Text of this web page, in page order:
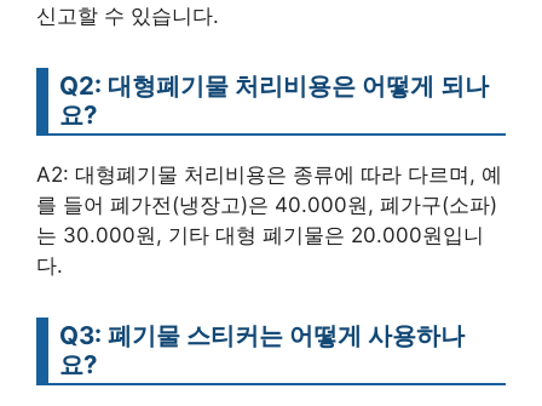
신고할 수 있습니다.
Q2: 대형폐기물 처리비용은 어떻게 되나
요?
A2: 대형폐기물 처리비용은 종류에 따라 다르며, 예
를 들어 폐가전(냉장고)은 40.000원, 폐가구(소파)
는 30.000원, 기타 대형 폐기물은 20.000원입니
다.
Q3: 폐기물 스티커는 어떻게 사용하나
요?